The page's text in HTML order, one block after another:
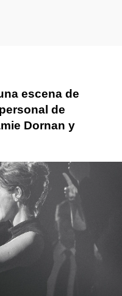
escena de
de
Dornan y